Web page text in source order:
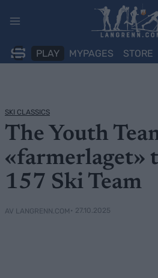
PLAY MYPAGES STORE
SKI CLASSICS
The Youth
«farmerlaget»
157 Ski Team
AV LANGRENN.COM • 27.10.2025